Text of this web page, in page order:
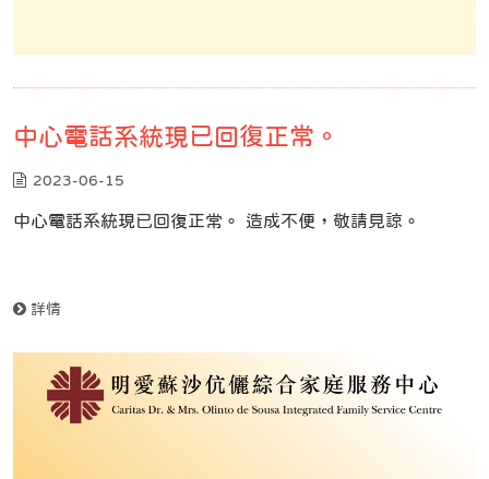
中心電話系統現已回復正常。
2023-06-15
中心電話系統現已回復正常。 造成不便，敬請見諒。
詳情